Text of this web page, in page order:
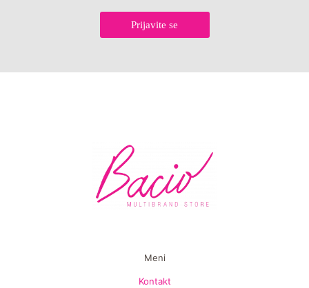
Prijavite se
Meni
Kontakt